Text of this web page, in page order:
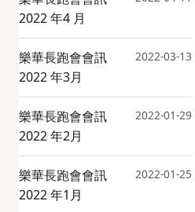
2022 年4 月
樂華長跑會會訊
2022 年3月
2022-03-13
樂華長跑會會訊
2022 年2月
2022-01-29
樂華長跑會會訊
2022 年1月
2022-01-25